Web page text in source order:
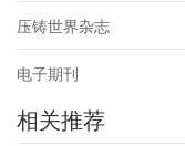
压铸世界杂志
电子期刊
相关推荐